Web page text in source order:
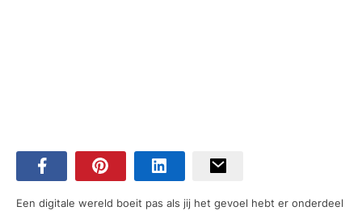
Een digitale wereld boeit pas als jij het gevoel hebt er onderdeel